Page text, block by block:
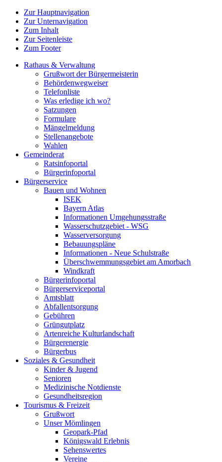
Zur Hauptnavigation
Zur Unternavigation
Zum Inhalt
Zur Seitenleiste
Zum Footer
Rathaus & Verwaltung
Grußwort der Bürgermeisterin
Behördenwegweiser
Telefonliste
Was erledige ich wo?
Satzungen
Formulare
Mängelmeldung
Stellenangebote
Wahlen
Gemeinderat
Ratsinfoportal
Bürgerinfoportal
Bürgerservice
Bauen und Wohnen
ISEK
Bayern Atlas
Informationen Umgehungsstraße
Wasserschutzgebiet - WSG
Wasserversorgung
Bebauungspläne
Informationen - Neue Schulstraße
Überschwemmungsgebiet am Amorbach
Windkraft
Bürgerinfoportal
Bürgerserviceportal
Amtsblatt
Abfallentsorgung
Gebühren
Grüngutplatz
Artenreiche Kulturlandschaft
Bürgerenergie
Bürgerbus
Soziales & Gesundheit
Kinder & Jugend
Senioren
Medizinische Notdienste
Gesundheitsregion
Tourismus & Freizeit
Grußwort
Unser Mömlingen
Geopark-Pfad
Königswald Erlebnis
Sehenswertes
Vereine